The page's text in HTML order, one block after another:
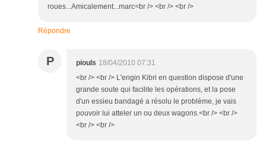
roues...Amicalement...marc<br /> <br /> <br />
Répondre
P piouls 18/04/2010 07:31
<br /> <br /> L'engin Kibri en question dispose d'une
grande soute qui facilite les opérations, et la pose
d'un essieu bandagé a résolu le problème, je vais
pouvoir lui atteler un ou deux wagons.<br /> <br />
<br /> <br />